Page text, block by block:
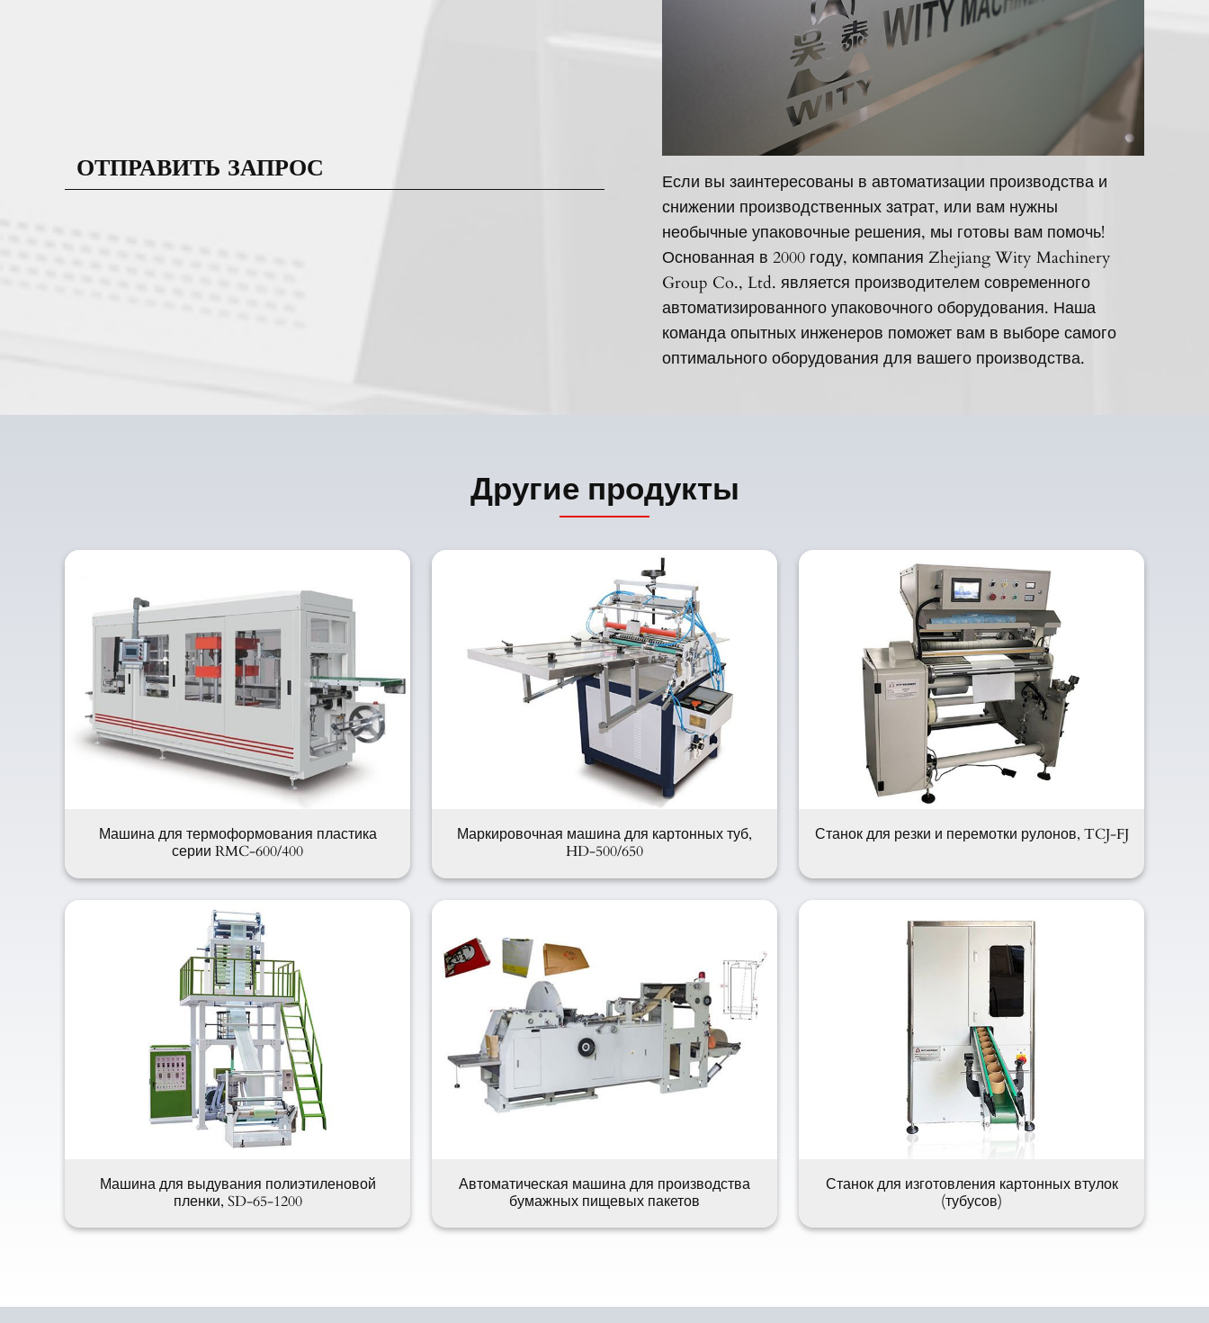
ОТПРАВИТЬ ЗАПРОС
Если вы заинтересованы в автоматизации производства и
снижении производственных затрат, или вам нужны
необычные упаковочные решения, мы готовы вам помочь!
Основанная в 2000 году, компания Zhejiang Wity Machinery
Group Co., Ltd. является производителем современного
автоматизированного упаковочного оборудования. Наша
команда опытных инженеров поможет вам в выборе самого
оптимального оборудования для вашего производства.
Другие продукты
Машина для термоформования пластика
серии RMC-600/400
Маркировочная машина для картонных туб,
HD-500/650
Станок для резки и перемотки рулонов, TCJ-FJ
Машина для выдувания полиэтиленовой
пленки, SD-65-1200
Автоматическая машина для производства
бумажных пищевых пакетов
Станок для изготовления картонных втулок
(тубусов)